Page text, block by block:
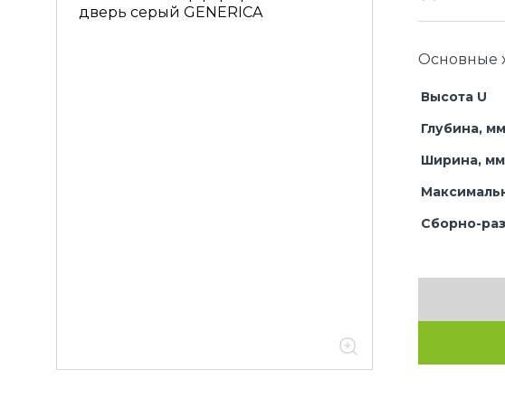
Основные
Высота U
Глубина, мм
Ширина, мм
Сборно-